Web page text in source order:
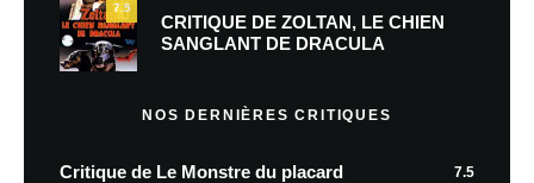
7.5
CRITIQUE DE ZOLTAN, LE CHIEN
SANGLANT DE DRACULA
NOS DERNIÈRES CRITIQUES
Critique de Le Monstre du placard 7.5